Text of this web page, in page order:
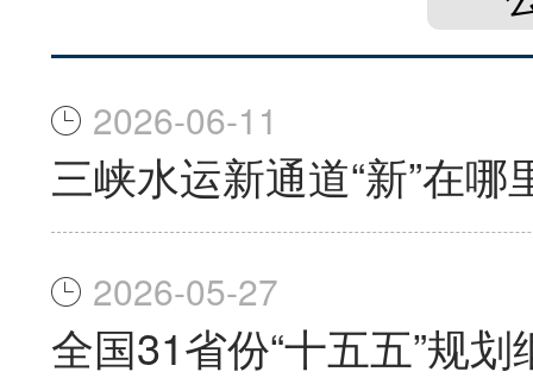
2026-06-11
三峡水运新通道“新”在哪
2026-05-27
全国31省份“十五五”规